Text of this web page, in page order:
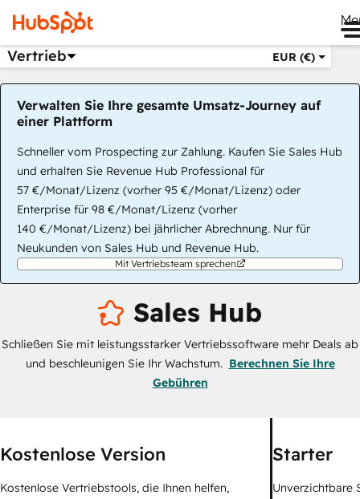
Vertrieb EUR (€)
Verwalten Sie Ihre gesamte Umsatz-Journey auf
einer Plattform
Schneller vom Prospecting zur Zahlung. Kaufen Sie Sales Hub
und erhalten Sie Revenue Hub Professional für
57 €/Monat/Lizenz (vorher 95 €/Monat/Lizenz) oder
Enterprise für 98 €/Monat/Lizenz (vorher
140 €/Monat/Lizenz) bei jährlicher Abrechnung. Nur für
Neukunden von Sales Hub und Revenue Hub.
Mit Vertriebsteam sprechen
Sales Hub
Schließen Sie mit leistungsstarker Vertriebssoftware mehr Deals ab
und beschleunigen Sie Ihr Wachstum. Berechnen Sie Ihre
Gebühren
Kostenlose Version
Kostenlose Vertriebstools, die Ihnen helfen,
Starter
Unverzichtbare